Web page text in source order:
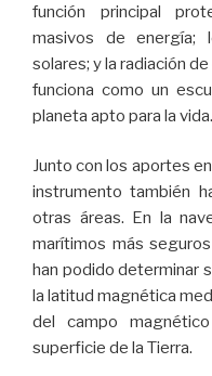
función principal
masivos de
solares; y la radiación
funciona como un
planeta apto para la vida.
Junto con los aportes
instrumento también
otras áreas. En la
marítimos más
han podido determinar
la latitud magnética
del campo
superficie de la Tierra.